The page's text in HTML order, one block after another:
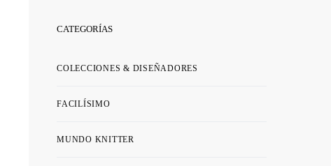
CATEGORÍAS
COLECCIONES & DISEÑADORES
FACILÍSIMO
MUNDO KNITTER